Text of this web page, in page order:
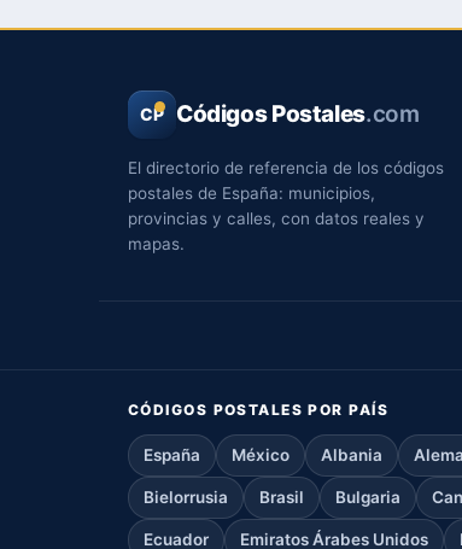
CP Códigos Postales.com
El directorio de referencia de los códigos
postales de España: municipios,
provincias y calles, con datos reales y
mapas.
CÓDIGOS POSTALES POR PAÍS
España México Albania
Bielorrusia Brasil Bulgaria
Ecuador Emiratos Árabes Unidos